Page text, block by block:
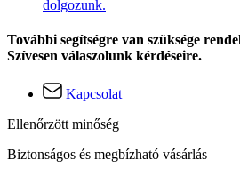
dolgozunk.
További segítségre van szüksége
Szívesen válaszolunk kérdéseire.
Kapcsolat
Ellenőrzött minőség
Biztonságos és megbízható vásárlás